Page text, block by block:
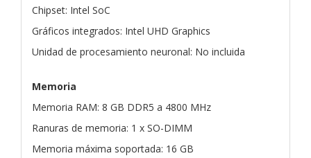
Chipset: Intel SoC
Gráficos integrados: Intel UHD Graphics
Unidad de procesamiento neuronal: No incluida
Memoria
Memoria RAM: 8 GB DDR5 a 4800 MHz
Ranuras de memoria: 1 x SO-DIMM
Memoria máxima soportada: 16 GB